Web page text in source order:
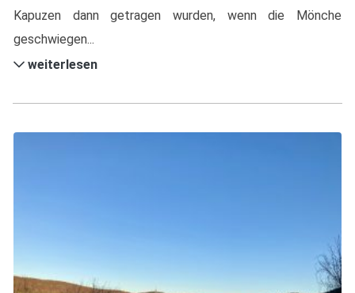
Kapuzen dann getragen wurden, wenn die Mönche
geschwiegen...
weiterlesen